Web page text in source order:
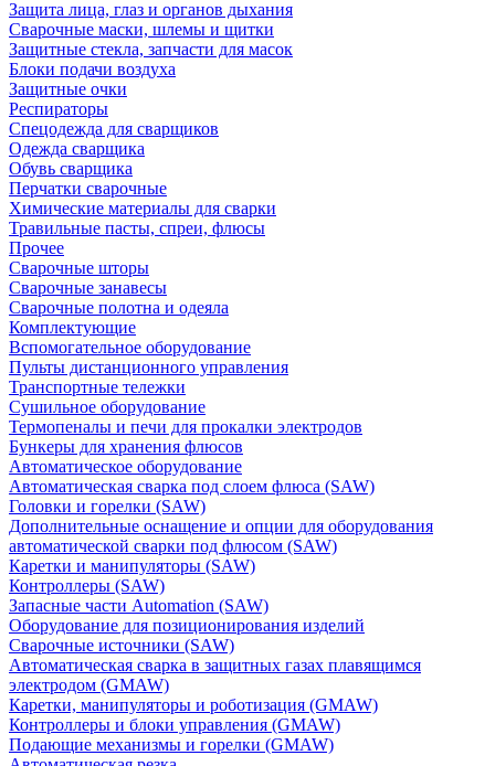
Защита лица, глаз и органов дыхания
Сварочные маски, шлемы и щитки
Защитные стекла, запчасти для масок
Блоки подачи воздуха
Защитные очки
Респираторы
Спецодежда для сварщиков
Одежда сварщика
Обувь сварщика
Перчатки сварочные
Химические материалы для сварки
Травильные пасты, спреи, флюсы
Прочее
Сварочные шторы
Сварочные занавесы
Сварочные полотна и одеяла
Комплектующие
Вспомогательное оборудование
Пульты дистанционного управления
Транспортные тележки
Сушильное оборудование
Термопеналы и печи для прокалки электродов
Бункеры для хранения флюсов
Автоматическое оборудование
Автоматическая сварка под слоем флюса (SAW)
Головки и горелки (SAW)
Дополнительные оснащение и опции для оборудования
автоматической сварки под флюсом (SAW)
Каретки и манипуляторы (SAW)
Контроллеры (SAW)
Запасные части Automation (SAW)
Оборудование для позиционирования изделий
Сварочные источники (SAW)
Автоматическая сварка в защитных газах плавящимся
электродом (GMAW)
Каретки, манипуляторы и роботизация (GMAW)
Контроллеры и блоки управления (GMAW)
Подающие механизмы и горелки (GMAW)